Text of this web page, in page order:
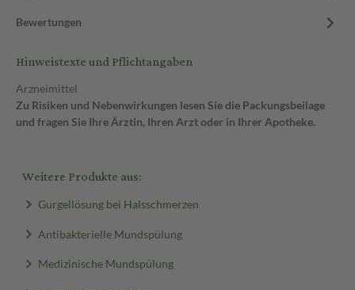
Bewertungen
Hinweistexte und Pflichtangaben
Arzneimittel
Zu Risiken und Nebenwirkungen lesen Sie die Packungsbeilage
und fragen Sie Ihre Ärztin, Ihren Arzt oder in Ihrer Apotheke.
Weitere Produkte aus:
Gurgellösung bei Halsschmerzen
Antibakterielle Mundspülung
Medizinische Mundspülung